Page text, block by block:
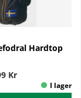
Hardtop
Kr